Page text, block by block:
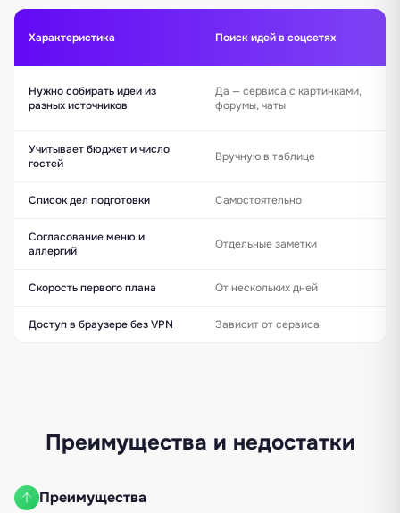
Характеристика Поиск идей в соцсетях
Нужно собирать идеи из
разных источников
Да — сервиса с картинками,
форумы, чаты
Учитывает бюджет и число
гостей
Вручную в таблице
Список дел подготовки Самостоятельно
Согласование меню и
аллергий
Отдельные заметки
Скорость первого плана От нескольких дней
Доступ в браузере без VPN Зависит от сервиса
Преимущества и недостатки
Преимущества